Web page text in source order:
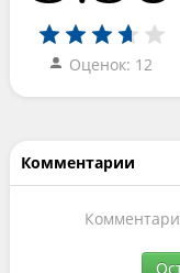
Оценок: 12
Комментарии